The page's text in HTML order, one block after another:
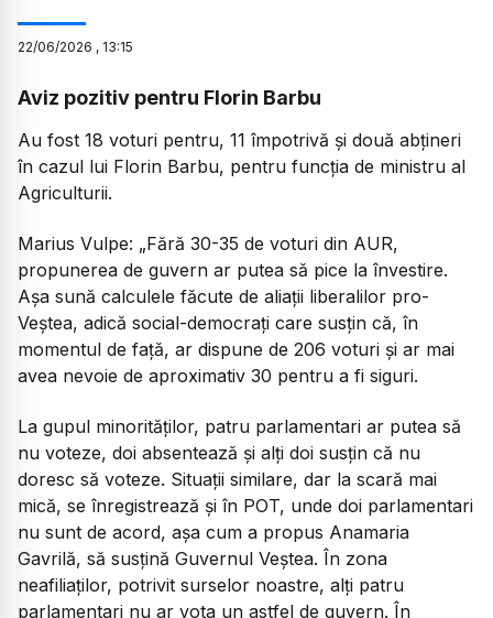
22/06/2026 , 13:15
Aviz pozitiv pentru Florin Barbu
Au fost 18 voturi pentru, 11 împotrivă și două abțineri
în cazul lui Florin Barbu, pentru funcția de ministru al
Agriculturii.
Marius Vulpe: „Fără 30-35 de voturi din AUR,
propunerea de guvern ar putea să pice la învestire.
Așa sună calculele făcute de aliații liberalilor pro-
Veștea, adică social-democrați care susțin că, în
momentul de față, ar dispune de 206 voturi și ar mai
avea nevoie de aproximativ 30 pentru a fi siguri.
La gupul minorităților, patru parlamentari ar putea să
nu voteze, doi absentează și alți doi susțin că nu
doresc să voteze. Situații similare, dar la scară mai
mică, se înregistrează și în POT, unde doi parlamentari
nu sunt de acord, așa cum a propus Anamaria
Gavrilă, să susțină Guvernul Veștea. În zona
neafiliaților, potrivit surselor noastre, alți patru
parlamentari nu ar vota un astfel de guvern. În